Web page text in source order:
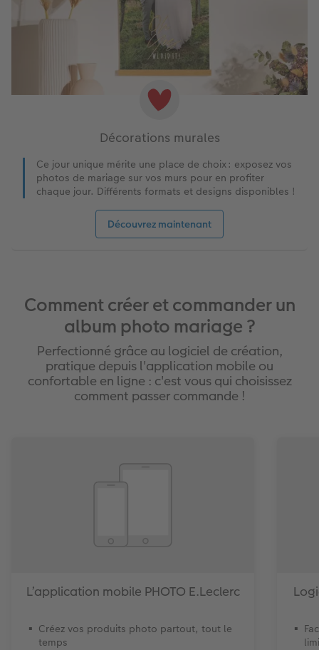
Décorations murales
Ce jour unique mérite une place de choix : exposez vos
photos de mariage sur vos murs pour en profiter
chaque jour. Différents formats et designs disponibles !
Découvrez maintenant
Comment créer et commander un
album photo mariage ?
Perfectionné grâce au logiciel de création,
pratique depuis l'application mobile ou
confortable en ligne : c'est vous qui choisissez
comment passer commande !
L’application mobile PHOTO E.Leclerc
Créez vos produits photo partout, tout le
temps